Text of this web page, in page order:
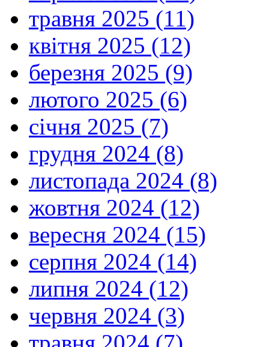
травня 2025 (11)
квітня 2025 (12)
березня 2025 (9)
лютого 2025 (6)
січня 2025 (7)
грудня 2024 (8)
листопада 2024 (8)
жовтня 2024 (12)
вересня 2024 (15)
серпня 2024 (14)
липня 2024 (12)
червня 2024 (3)